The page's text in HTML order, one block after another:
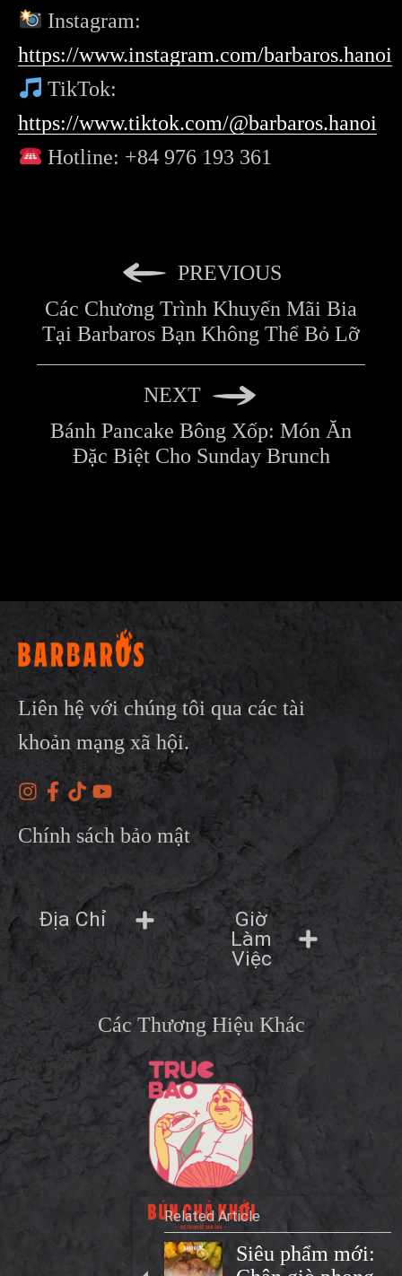
Instagram:
https://www.instagram.com/barbaros.hanoi
TikTok:
https://www.tiktok.com/@barbaros.hanoi
Hotline: +84 976 193 361
PREVIOUS
Các Chương Trình Khuyến Mãi Bia
Tại Barbaros Bạn Không Thể Bỏ Lỡ
NEXT
Bánh Pancake Bông Xốp: Món Ăn
Đặc Biệt Cho Sunday Brunch
Related Article
Siêu phẩm mới:
Liên hệ với chúng tôi qua các tài
khoản mạng xã hội.
Chính sách bảo mật
Địa Chỉ
Giờ
Làm
Việc
Các Thương Hiệu Khác